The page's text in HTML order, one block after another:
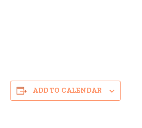
ADD TO CALENDAR